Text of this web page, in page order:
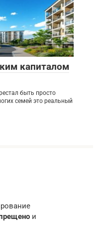
капиталом
быть просто
семей это реальный
и